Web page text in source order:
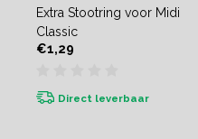
Extra Stootring voor Midi
Classic
€1,29
Direct leverbaar